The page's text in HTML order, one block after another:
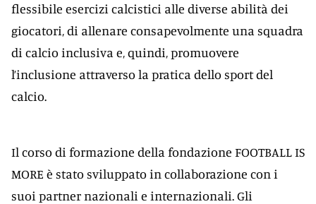
flessibile esercizi calcistici alle diverse abilità dei
giocatori, di allenare consapevolmente una squadra
di calcio inclusiva e, quindi, promuovere
l’inclusione attraverso la pratica dello sport del
calcio.
Il corso di formazione della fondazione FOOTBALL IS
MORE è stato sviluppato in collaborazione con i
suoi partner nazionali e internazionali. Gli